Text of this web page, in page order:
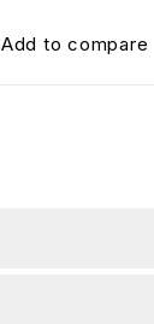
Add to compare